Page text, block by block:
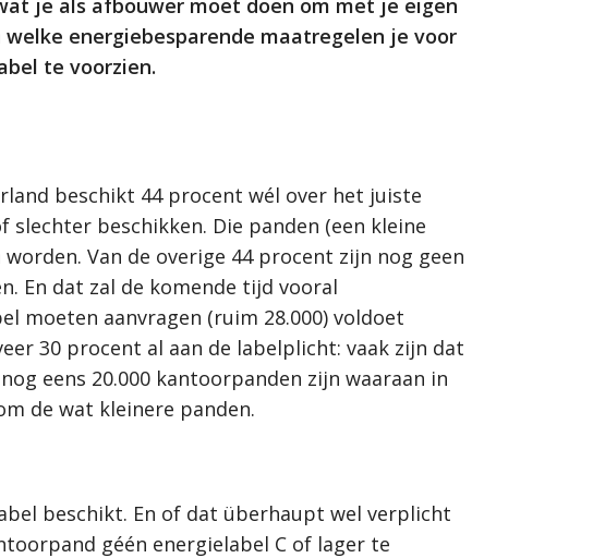
energiebesparende maatregelen je voor
te voorzien.
beschikt 44 procent wél over het juiste
beschikken. Die panden (een kleine
Van de overige 44 procent zijn nog geen
En dat zal de komende tijd vooral
moeten aanvragen (ruim 28.000) voldoet
30 procent al aan de labelplicht: vaak zijn dat
eens 20.000 kantoorpanden zijn waaraan in
de wat kleinere panden.
beschikt. En of dat überhaupt wel verplicht
géén energielabel C of lager te